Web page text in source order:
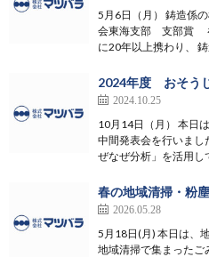
5月6日（月） 鋳造係
会東海支部 支部賞
に20年以上携わり、
2024年度 おそう
2024.10.25
10月14日（月） 本日
中間発表会を行いまし
ぜなぜ分析」を活用
春の地域清掃・粉
2026.05.28
5月18日(月) 本日は、
地域清掃で集まったご